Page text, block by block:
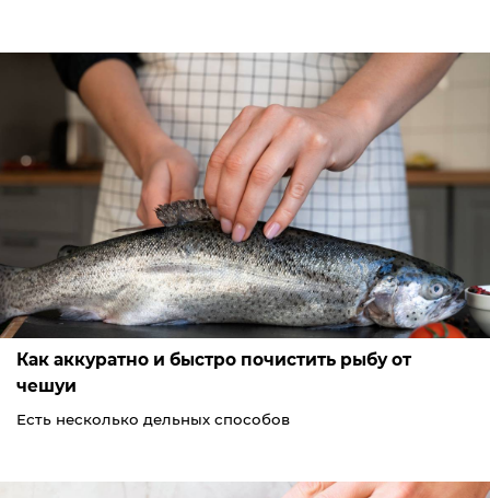
Как аккуратно и быстро почистить рыбу от
чешуи
Есть несколько дельных способов